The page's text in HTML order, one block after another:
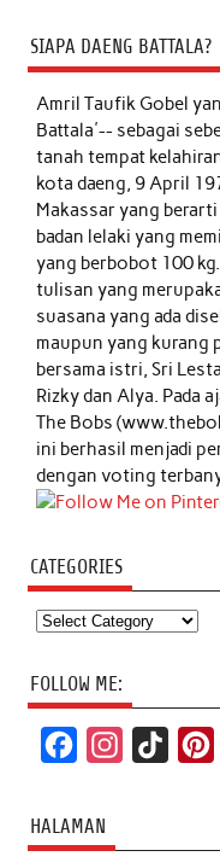
SIAPA DAENG BATTALA?
Amril Taufik Gobel
Battala'-- sebagai
tanah tempat
kota daeng, 9 April
Makassar yang
badan lelaki yang
yang berbobot 100
tulisan yang
suasana yang ada
maupun yang kurang
bersama istri, Sri
Rizky dan Alya. Pada
The Bobs
ini berhasil menjadi
dengan voting
CATEGORIES
Categories
FOLLOW ME:
c
e
t
T
HALAMAN